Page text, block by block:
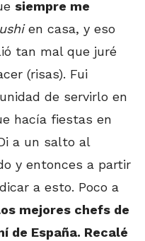
siempre me
en casa, y eso
tan mal que juré
(risas). Fui
de servirlo en
hacía fiestas en
a un salto al
y entonces a partir
a esto. Poco a
mejores chefs de
de España. Recalé